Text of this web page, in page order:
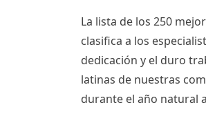
La lista de los 250
clasifica a los
dedicación y el duro
latinas de nuestras
durante el año natural